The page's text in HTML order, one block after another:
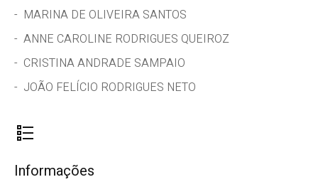
MARINA DE OLIVEIRA SANTOS
ANNE CAROLINE RODRIGUES QUEIROZ
CRISTINA ANDRADE SAMPAIO
JOÃO FELÍCIO RODRIGUES NETO
Informações